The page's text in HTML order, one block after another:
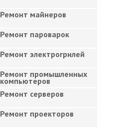
Ремонт майнеров
Ремонт пароварок
Ремонт электрогрилей
Ремонт промышленных
компьютеров
Ремонт серверов
Ремонт проекторов